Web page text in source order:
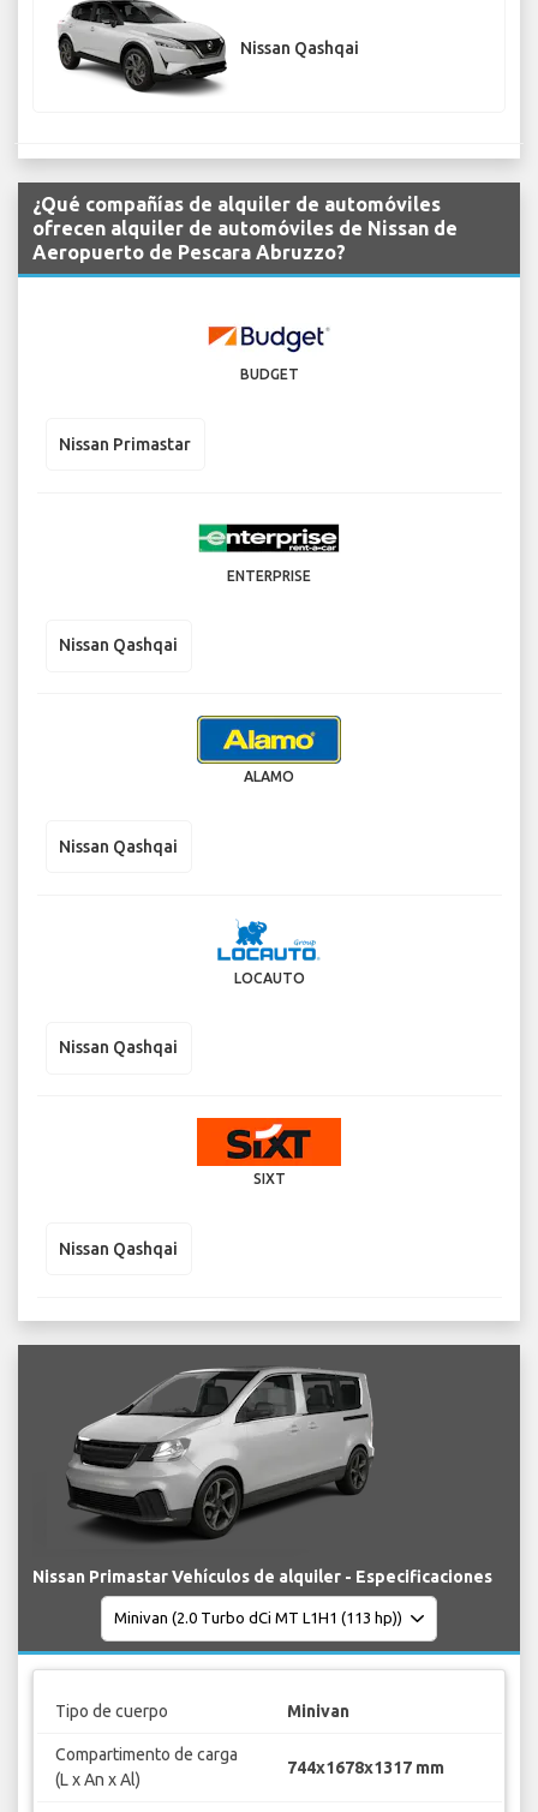
Nissan Qashqai
¿Qué compañías de alquiler de automóviles
ofrecen alquiler de automóviles de Nissan de
Aeropuerto de Pescara Abruzzo?
BUDGET
Nissan Primastar
ENTERPRISE
Nissan Qashqai
ALAMO
Nissan Qashqai
LOCAUTO
Nissan Qashqai
SIXT
Nissan Qashqai
Nissan Primastar Vehículos de alquiler - Especificaciones
Tipo de cuerpo Minivan
Compartimento de carga
(L x An x Al)
744x1678x1317 mm